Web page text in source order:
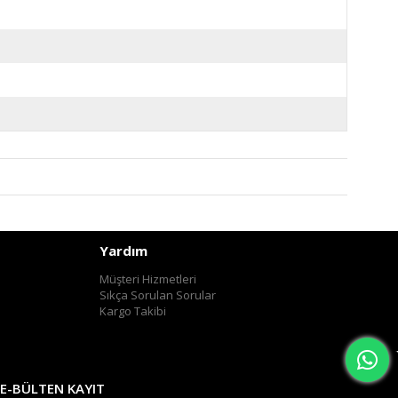
Yardım
Müşteri Hizmetleri
Sıkça Sorulan Sorular
Kargo Takibi
E-BÜLTEN KAYIT